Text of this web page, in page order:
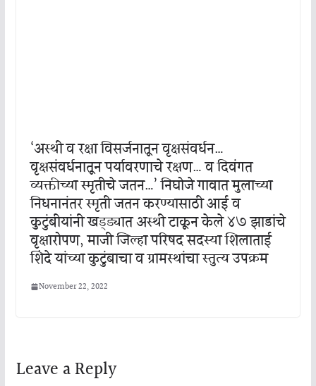
‘अस्थी व रक्षा विसर्जनातून वृक्षसंवर्धन…
वृक्षसंवर्धनातून पर्यावरणाचे रक्षण… व दिवंगत
व्यक्तीच्या स्मृतीचे जतन…’ निघोजे गावात मुलाच्या
निधनानंतर स्मृती जतन करण्यासाठी आई व
कुटुंबीयांनी खड्ड्यात अस्थी टाकून केले ४७ झाडांचे
वृक्षारोपण, माजी जिल्हा परिषद सदस्या शिलाताई
शिंदे यांच्या कुटुंबाचा व ग्रामस्थांचा स्तुत्य उपक्रम
November 22, 2022
Leave a Reply